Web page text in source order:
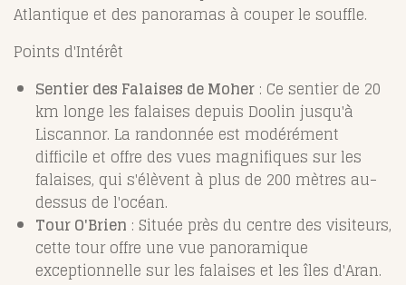
Atlantique et des panoramas à couper le souffle.
Points d'Intérêt
Sentier des Falaises de Moher : Ce sentier de 20
km longe les falaises depuis Doolin jusqu'à
Liscannor. La randonnée est modérément
difficile et offre des vues magnifiques sur les
falaises, qui s'élèvent à plus de 200 mètres au-
dessus de l'océan.
Tour O'Brien : Située près du centre des visiteurs,
cette tour offre une vue panoramique
exceptionnelle sur les falaises et les îles d'Aran.